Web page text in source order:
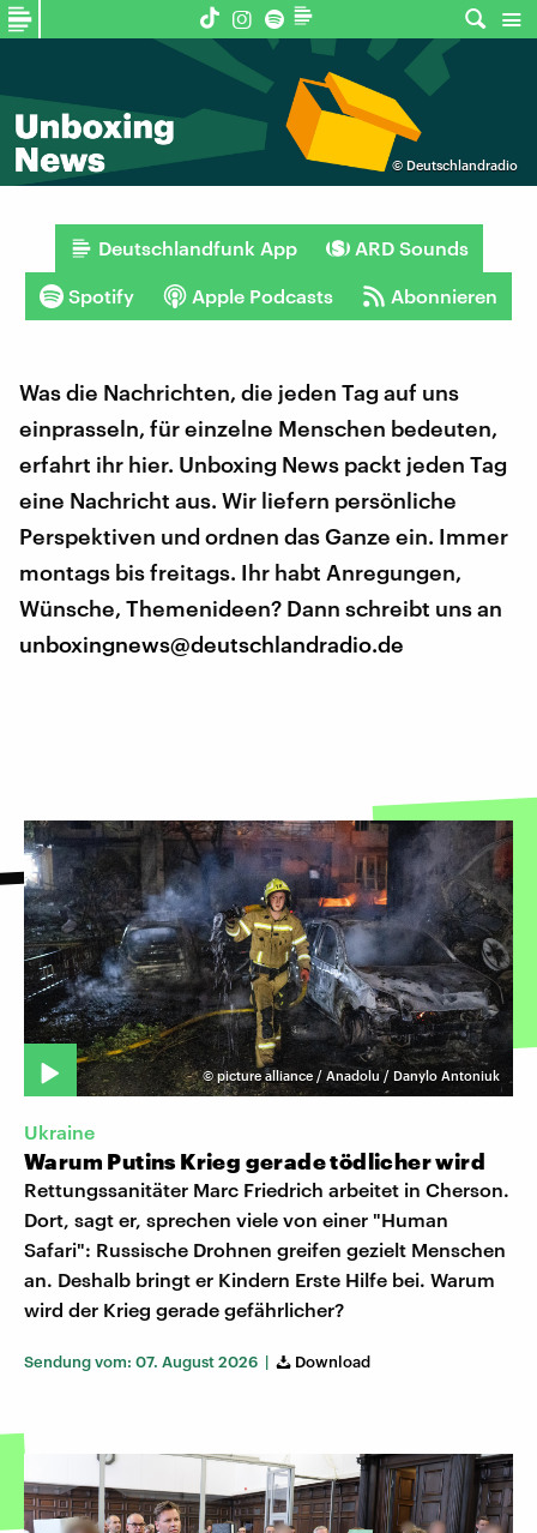
© Deutschlandradio
Deutschlandfunk App ARD Sounds
Spotify Apple Podcasts Abonnieren
Was die Nachrichten, die jeden Tag auf uns
einprasseln, für einzelne Menschen bedeuten,
erfahrt ihr hier. Unboxing News packt jeden Tag
eine Nachricht aus. Wir liefern persönliche
Perspektiven und ordnen das Ganze ein. Immer
montags bis freitags. Ihr habt Anregungen,
Wünsche, Themenideen? Dann schreibt uns an
unboxingnews@deutschlandradio.de
©picture alliance / Anadolu / Danylo Antoniuk
Ukraine
Warum Putins Krieg gerade tödlicher wird
Rettungssanitäter Marc Friedrich arbeitet in Cherson.
Dort, sagt er, sprechen viele von einer "Human
Safari": Russische Drohnen greifen gezielt Menschen
an. Deshalb bringt er Kindern Erste Hilfe bei. Warum
wird der Krieg gerade gefährlicher?
Sendung vom: 07. August 2026 | Download